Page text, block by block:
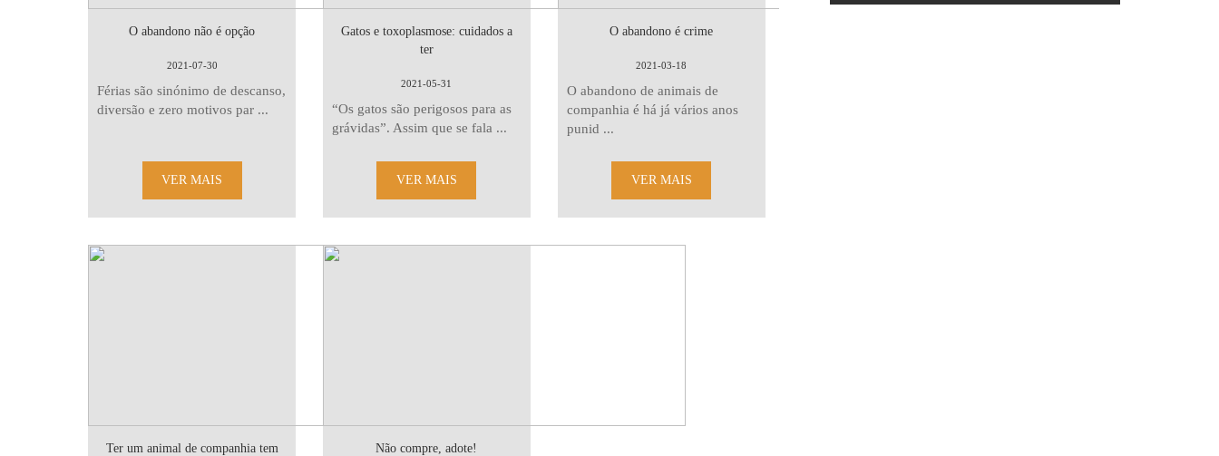
O abandono não é opção
2021-07-30
Férias são sinónimo de descanso,
diversão e zero motivos par ...
VER MAIS
Gatos e toxoplasmose: cuidados a
ter
2021-05-31
“Os gatos são perigosos para as
grávidas”. Assim que se fala ...
VER MAIS
O abandono é crime
2021-03-18
O abandono de animais de
companhia é há já vários anos
punid ...
VER MAIS
Ter um animal de companhia tem
Não compre, adote!